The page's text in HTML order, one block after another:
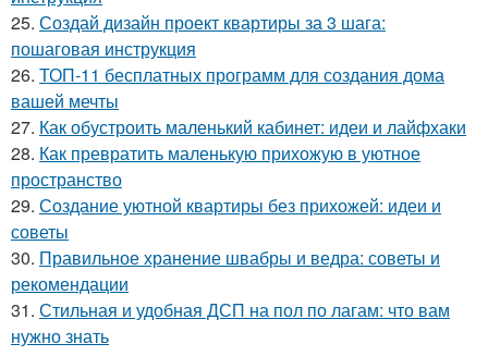
25. Создай дизайн проект квартиры за 3 шага:
пошаговая инструкция
26. ТОП-11 бесплатных программ для создания дома
вашей мечты
27. Как обустроить маленький кабинет: идеи и лайфхаки
28. Как превратить маленькую прихожую в уютное
пространство
29. Создание уютной квартиры без прихожей: идеи и
советы
30. Правильное хранение швабры и ведра: советы и
рекомендации
31. Стильная и удобная ДСП на пол по лагам: что вам
нужно знать